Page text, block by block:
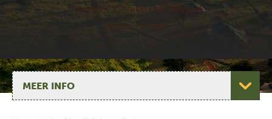
Selecteer pagina